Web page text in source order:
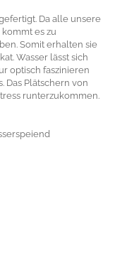
Da alle unsere
es zu
Somit erhalten sie
Wasser lässt sich
optisch faszinieren
Das Plätschern von
runterzukommen.